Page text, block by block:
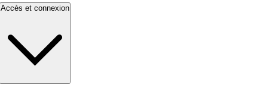
Accès et connexion